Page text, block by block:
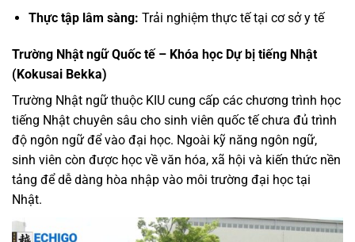
Thực tập lâm sàng: Trải nghiệm thực tế tại cơ sở y tế
Trường Nhật ngữ Quốc tế – Khóa học Dự bị tiếng Nhật
(Kokusai Bekka)
Trường Nhật ngữ thuộc KIU cung cấp các chương trình học
tiếng Nhật chuyên sâu cho sinh viên quốc tế chưa đủ trình
độ ngôn ngữ để vào đại học. Ngoài kỹ năng ngôn ngữ,
sinh viên còn được học về văn hóa, xã hội và kiến thức nền
tảng để dễ dàng hòa nhập vào môi trường đại học tại
Nhật.